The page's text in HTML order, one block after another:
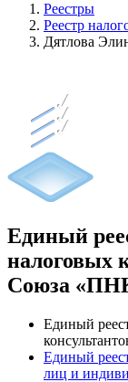
Реестры
Реестр
Дятлова
Единый
налоговых
Союза
Единый
Единый
лиц и